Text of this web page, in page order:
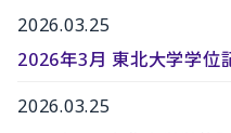
2026.03.25
2026年3月 東北大学学位
2026.03.25